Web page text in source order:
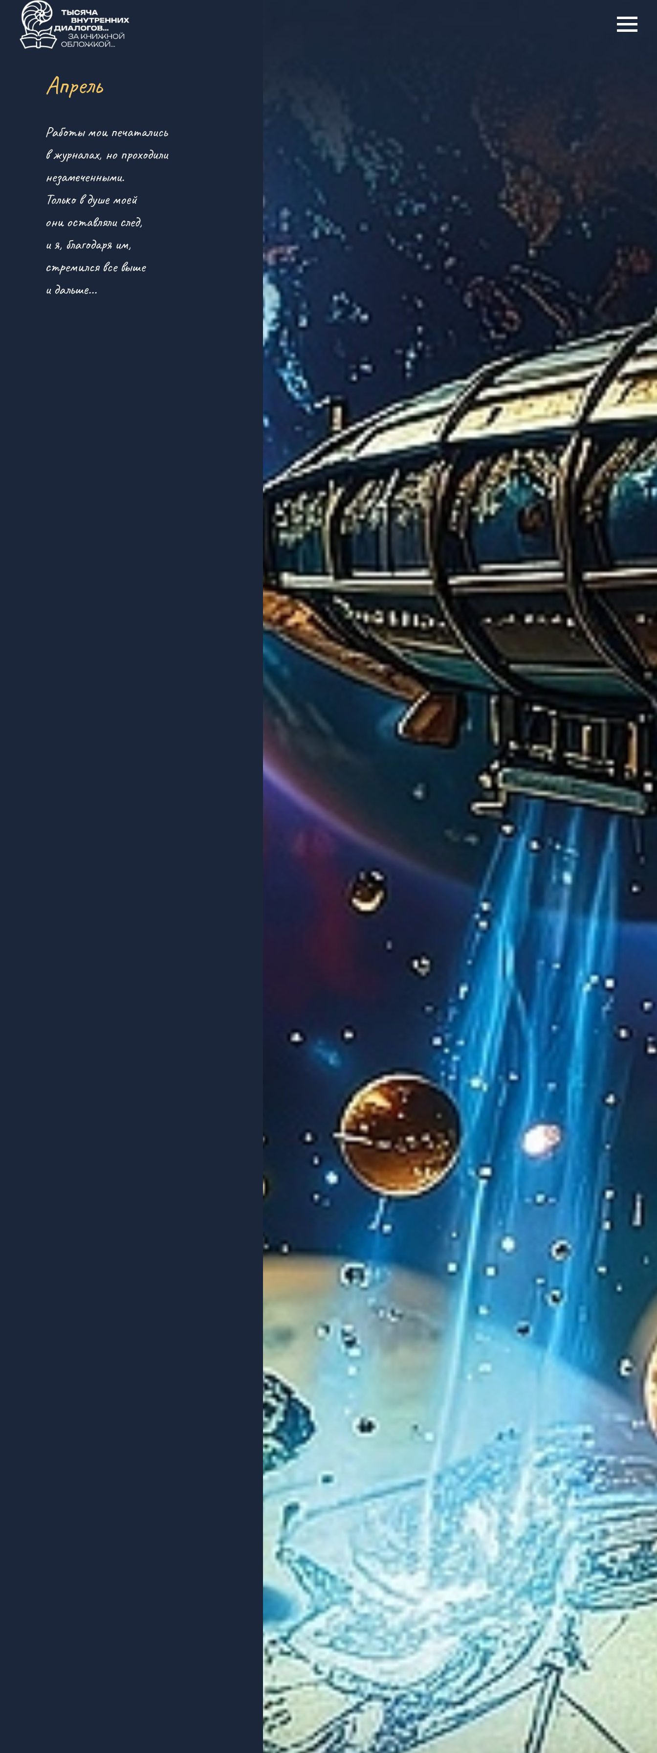
Апрель
Работы мои печатались
в журналах, но проходили
незамеченными.
Только в душе моей
они оставляли след,
и я, благодаря им,
стремился все выше
и дальше...